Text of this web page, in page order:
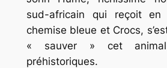
sud-africain qui reçoit en
chemise bleue et Crocs,
« sauver » cet
préhistoriques.